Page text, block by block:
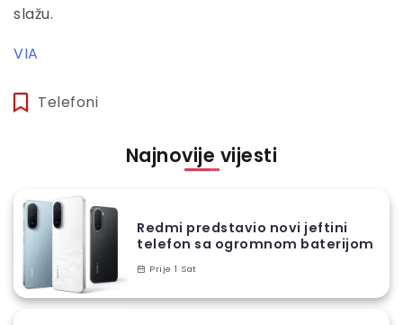
slažu.
VIA
Telefoni
Najnovije vijesti
Redmi predstavio novi jeftini
telefon sa ogromnom baterijom
Prije 1 Sat